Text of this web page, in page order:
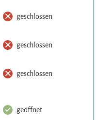
geschlossen
geschlossen
geschlossen
geöffnet